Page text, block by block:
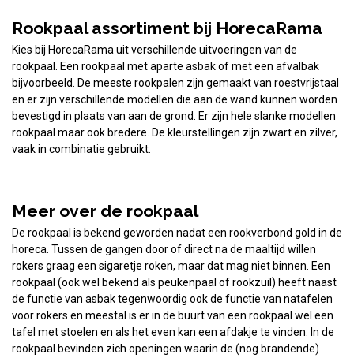
Rookpaal assortiment bij HorecaRama
Kies bij HorecaRama uit verschillende uitvoeringen van de
rookpaal. Een rookpaal met aparte asbak of met een afvalbak
bijvoorbeeld. De meeste rookpalen zijn gemaakt van roestvrijstaal
en er zijn verschillende modellen die aan de wand kunnen worden
bevestigd in plaats van aan de grond. Er zijn hele slanke modellen
rookpaal maar ook bredere. De kleurstellingen zijn zwart en zilver,
vaak in combinatie gebruikt.
Meer over de rookpaal
De rookpaal is bekend geworden nadat een rookverbond gold in de
horeca. Tussen de gangen door of direct na de maaltijd willen
rokers graag een sigaretje roken, maar dat mag niet binnen. Een
rookpaal (ook wel bekend als peukenpaal of rookzuil) heeft naast
de functie van asbak tegenwoordig ook de functie van natafelen
voor rokers en meestal is er in de buurt van een rookpaal wel een
tafel met stoelen en als het even kan een afdakje te vinden. In de
rookpaal bevinden zich openingen waarin de (nog brandende)